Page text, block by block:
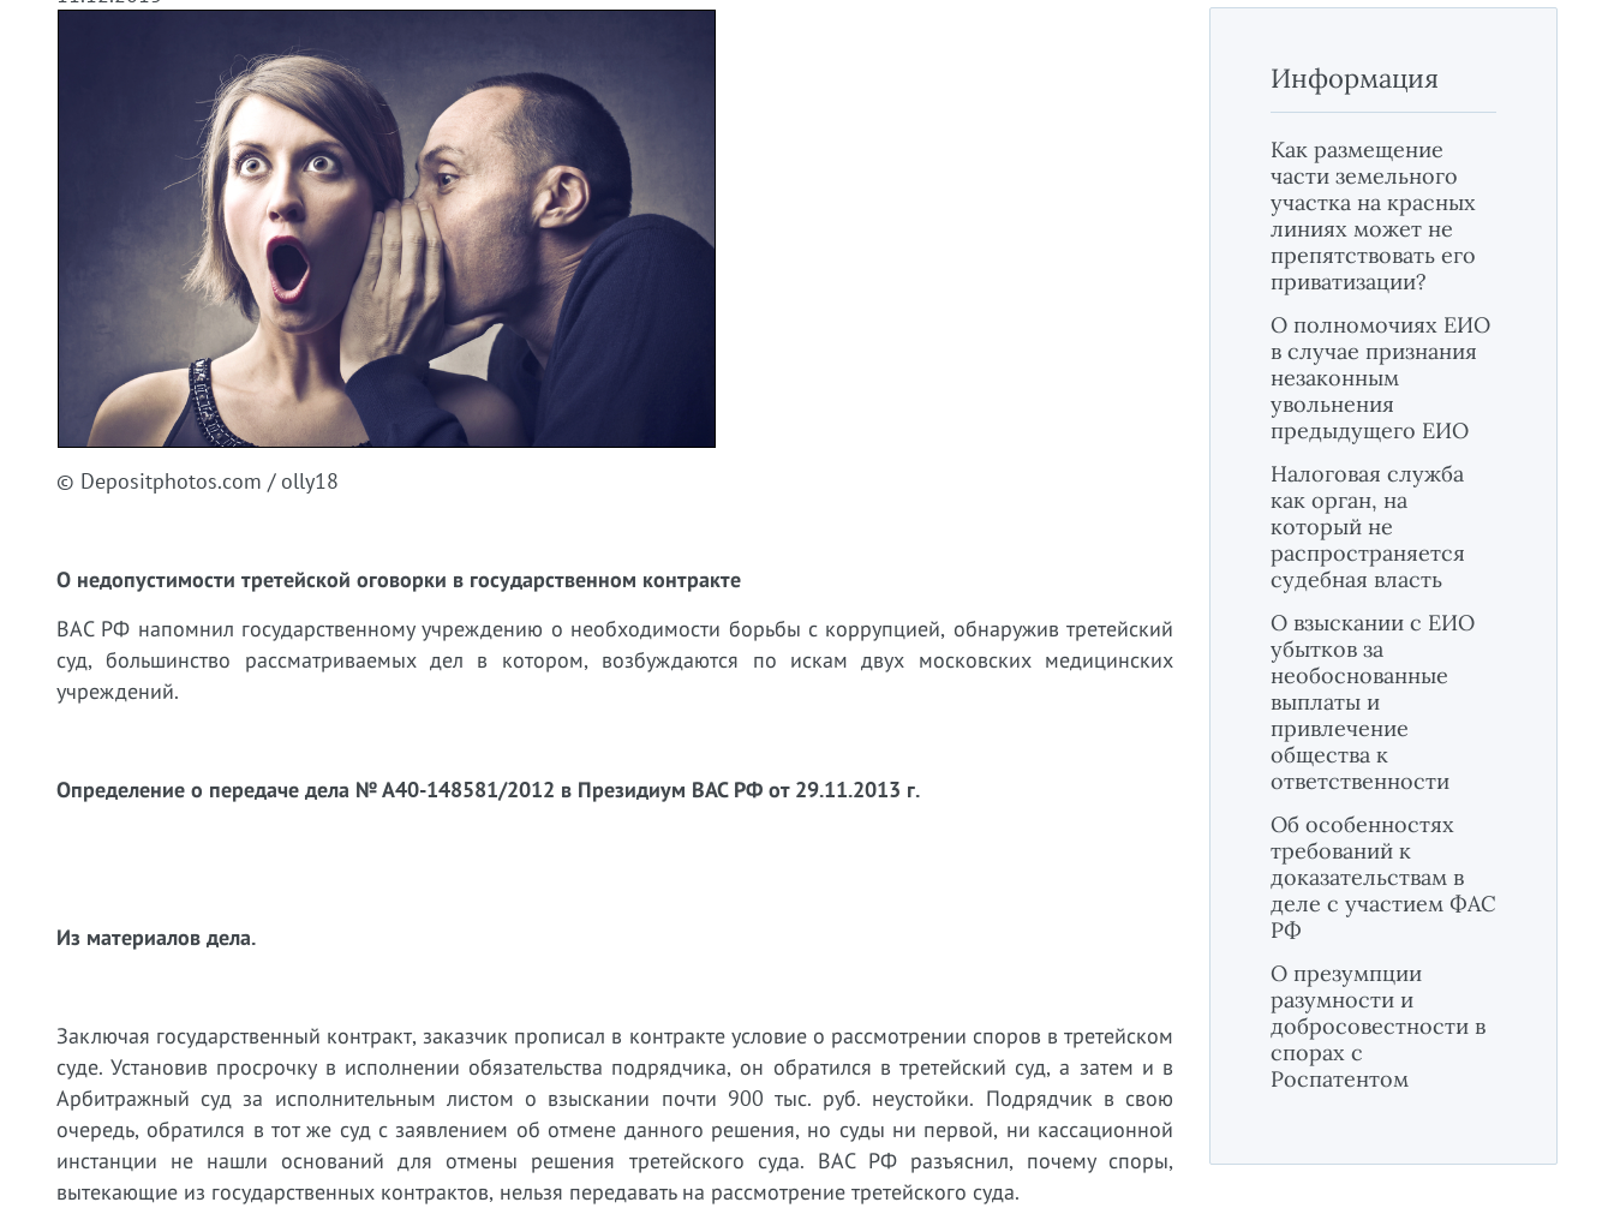
© Depositphotos.com / olly18
О недопустимости третейской оговорки в государственном контракте
ВАС РФ напомнил государственному учреждению о необходимости борьбы с коррупцией, обнаружив третейский
суд, большинство рассматриваемых дел в котором, возбуждаются по искам двух московских медицинских
учреждений.
Определение о передаче дела № А40-148581/2012 в Президиум ВАС РФ от 29.11.2013 г.
Из материалов дела.
Заключая государственный контракт, заказчик прописал в контракте условие о рассмотрении споров в третейском
суде. Установив просрочку в исполнении обязательства подрядчика, он обратился в третейский суд, а затем и в
Арбитражный суд за исполнительным листом о взыскании почти 900 тыс. руб. неустойки. Подрядчик в свою
очередь, обратился в тот же суд с заявлением об отмене данного решения, но суды ни первой, ни кассационной
инстанции не нашли оснований для отмены решения третейского суда. ВАС РФ разъяснил, почему споры,
вытекающие из государственных контрактов, нельзя передавать на рассмотрение третейского суда.
Информация
Как размещение
части земельного
участка на красных
линиях может не
препятствовать его
приватизации?
О полномочиях ЕИО
в случае признания
незаконным
увольнения
предыдущего ЕИО
Налоговая служба
как орган, на
который не
распространяется
судебная власть
О взыскании с ЕИО
убытков за
необоснованные
выплаты и
привлечение
общества к
ответственности
Об особенностях
требований к
доказательствам в
деле с участием ФАС
РФ
О презумпции
разумности и
добросовестности в
спорах с
Роспатентом